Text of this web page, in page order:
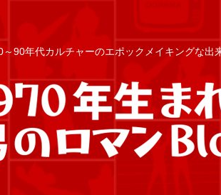
90年代カルチャーのエポックメイキングな出